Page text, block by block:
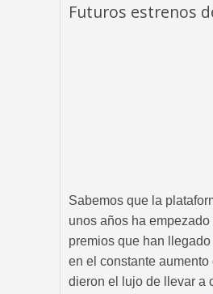
Futuros estrenos
Sabemos que la
unos años ha
premios que han
en el constante
dieron el lujo de llevar a